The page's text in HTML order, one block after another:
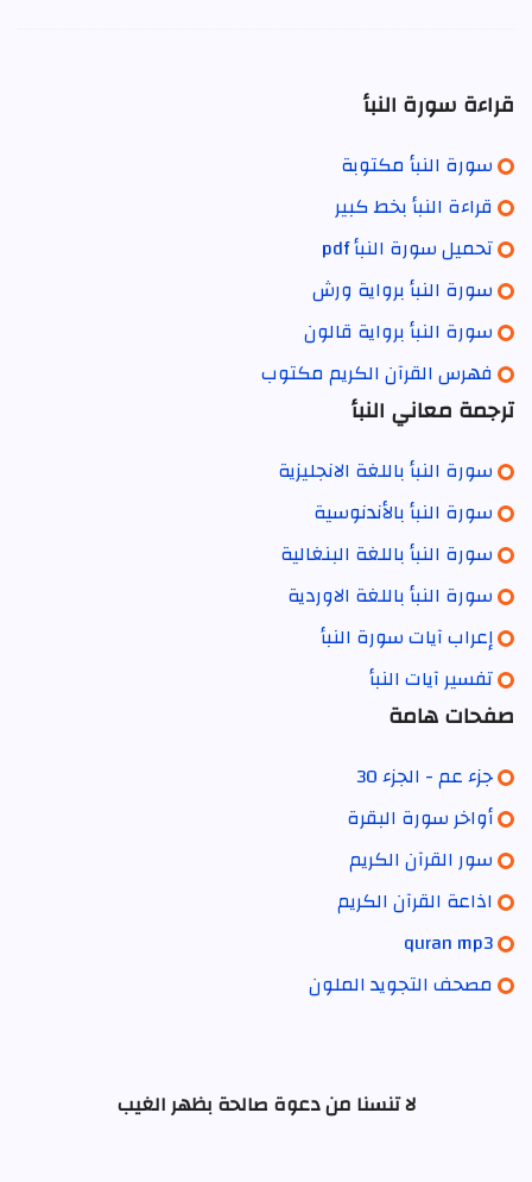
قراءة سورة النبأ
سورة النبأ مكتوبة
قراءة النبأ بخط كبير
تحميل سورة النبأ pdf
سورة النبأ برواية ورش
سورة النبأ برواية قالون
فهرس القرآن الكريم مكتوب
ترجمة معاني النبأ
سورة النبأ باللغة الانجليزية
سورة النبأ بالأندنوسية
سورة النبأ باللغة البنغالية
سورة النبأ باللغة الاوردية
إعراب آيات سورة النبأ
تفسير آيات النبأ
صفحات هامة
جزء عم - الجزء 30
أواخر سورة البقرة
سور القرآن الكريم
اذاعة القرآن الكريم
quran mp3
مصحف التجويد الملون
لا تنسنا من دعوة صالحة بظهر الغيب